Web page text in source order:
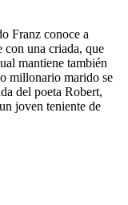
Franz conoce a
con una criada, que
mantiene también
millonario marido se
del poeta Robert,
joven teniente de